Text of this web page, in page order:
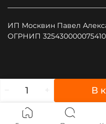
В
ИП Москвин Павел
ОГРНИП 325430000075410
", type: "pageView", start:
(function (d, w, id) { if (d.getElementById(id)) return; var
ts =
ts.async = true; ts.id = id; ts.src = "https://top-